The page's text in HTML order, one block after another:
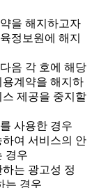
을 해지하고자
정보원에 해지
음 각 호에 해당
계약을 해지하
제공을 중지할
사용한 경우
여 서비스의 안
경우
는 광고성 정
는 경우